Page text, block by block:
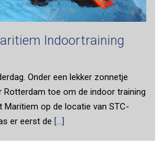
Indoortraining
Onder een lekker zonnetje
Rotterdam toe om de indoor training
Maritiem op de locatie van STC-
er eerst de [...]